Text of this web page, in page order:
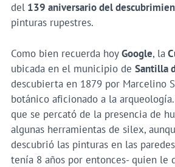
del139 aniversario del
pinturas rupestres.
Como bien recuerda hoyGoogle, la
ubicada en el municipio de Santilla
descubierta en 1879 por Marcelino
botánico aficionado a la
que se percató de la presencia de
algunas herramientas de silex,
descubrió las pinturas en las
tenía 8 años por entonces- quien le